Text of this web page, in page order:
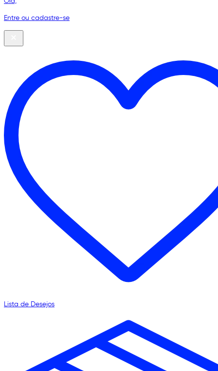
Entre ou cadastre-se
Lista de Desejos